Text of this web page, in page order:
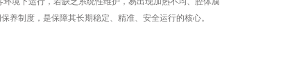
保养制度，是保障其长期稳定、精准、安全运行的核心。